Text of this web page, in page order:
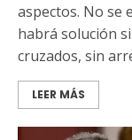
aspectos. No se
habrá solución
cruzados, sin
LEER MÁS